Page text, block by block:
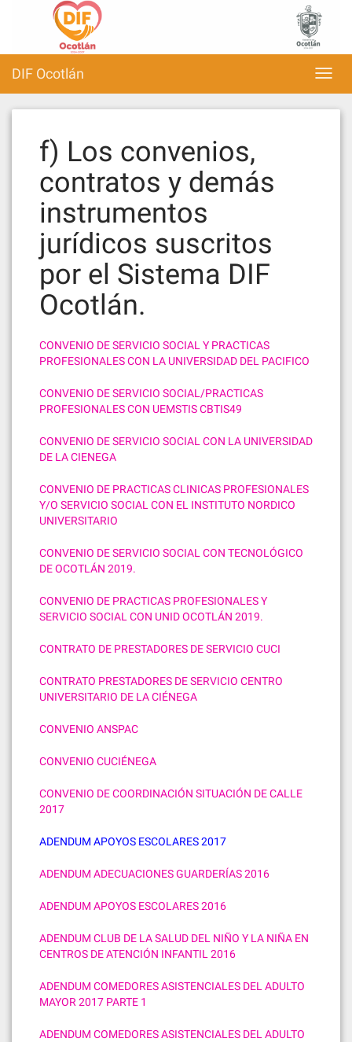
DIF Ocotlán
f) Los convenios,
contratos y demás
instrumentos
jurídicos suscritos
por el Sistema DIF
Ocotlán.
CONVENIO DE SERVICIO SOCIAL Y PRACTICAS
PROFESIONALES CON LA UNIVERSIDAD DEL PACIFICO
CONVENIO DE SERVICIO SOCIAL/PRACTICAS
PROFESIONALES CON UEMSTIS CBTIS49
CONVENIO DE SERVICIO SOCIAL CON LA UNIVERSIDAD
DE LA CIENEGA
CONVENIO DE PRACTICAS CLINICAS PROFESIONALES
Y/O SERVICIO SOCIAL CON EL INSTITUTO NORDICO
UNIVERSITARIO
CONVENIO DE SERVICIO SOCIAL CON TECNOLÓGICO
DE OCOTLÁN 2019.
CONVENIO DE PRACTICAS PROFESIONALES Y
SERVICIO SOCIAL CON UNID OCOTLÁN 2019.
CONTRATO DE PRESTADORES DE SERVICIO CUCI
CONTRATO PRESTADORES DE SERVICIO CENTRO
UNIVERSITARIO DE LA CIÉNEGA
CONVENIO ANSPAC
CONVENIO CUCIÉNEGA
CONVENIO DE COORDINACIÓN SITUACIÓN DE CALLE
2017
ADENDUM APOYOS ESCOLARES 2017
ADENDUM ADECUACIONES GUARDERÍAS 2016
ADENDUM APOYOS ESCOLARES 2016
ADENDUM CLUB DE LA SALUD DEL NIÑO Y LA NIÑA EN
CENTROS DE ATENCIÓN INFANTIL 2016
ADENDUM COMEDORES ASISTENCIALES DEL ADULTO
MAYOR 2017 PARTE 1
ADENDUM COMEDORES ASISTENCIALES DEL ADULTO